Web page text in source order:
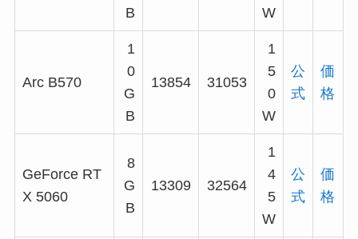
B
W
Arc B570
1
0
G
B
13854 31053
1
5
0
W
公
式
価
格
GeForce RT
X 5060
8
G
B
13309 32564
1
4
5
W
公
式
価
格